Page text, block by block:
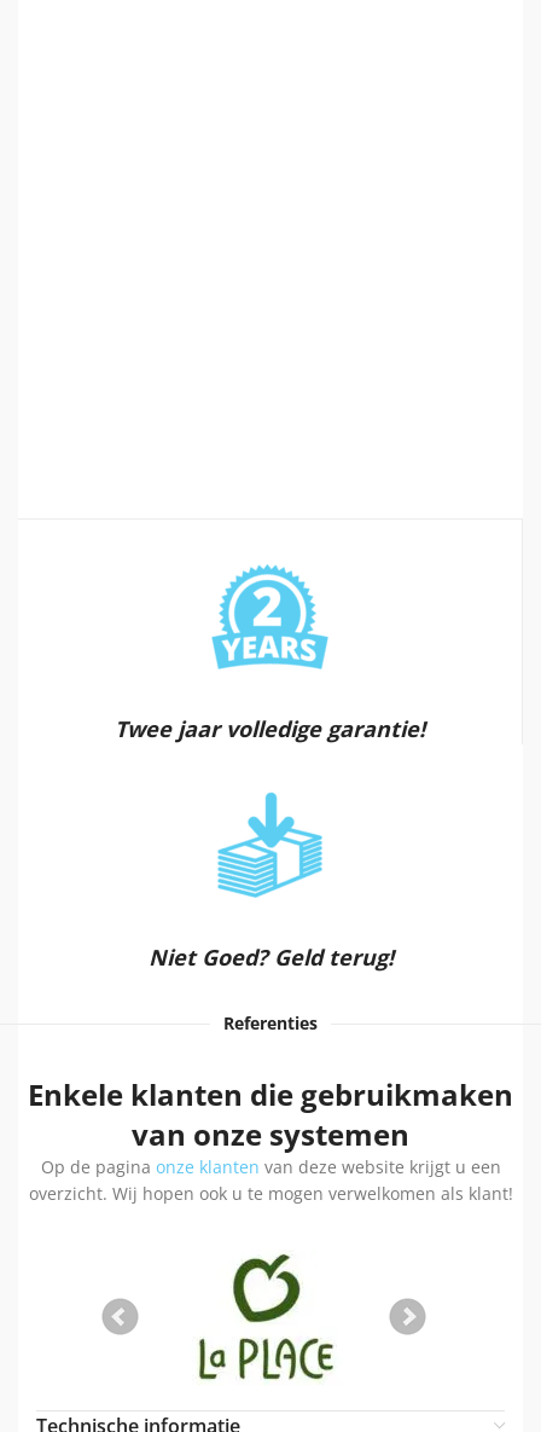
Twee jaar volledige garantie!
Niet Goed? Geld terug!
Referenties
Enkele klanten die gebruikmaken
van onze systemen
Op de pagina onze klanten van deze website krijgt u een
overzicht. Wij hopen ook u te mogen verwelkomen als klant!
Technische informatie